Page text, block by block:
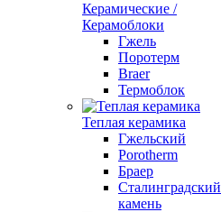
Керамические /
Керамоблоки
Гжель
Поротерм
Braer
Термоблок
Теплая керамика
Гжельский
Porotherm
Браер
Сталинградский
камень